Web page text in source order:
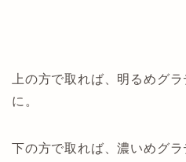
上の方で取れば、明るめグ
に。
下の方で取れば、濃いめグ